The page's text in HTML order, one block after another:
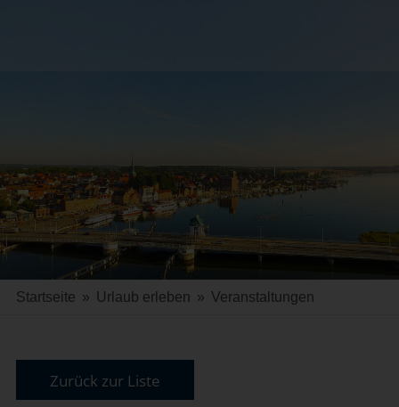
Startseite » Urlaub erleben » Veranstaltungen
Zurück zur Liste